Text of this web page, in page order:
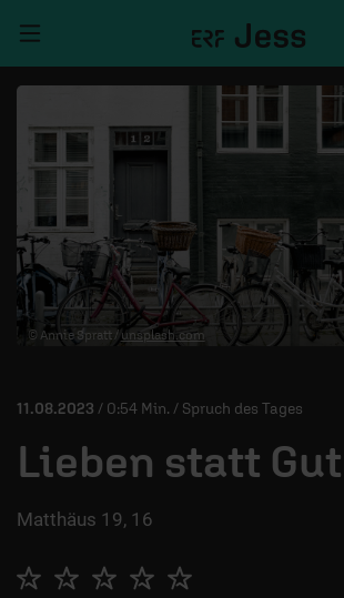
TALKWERK
REPORTAGE
RADIO
DEINE APP
MITMACHEN
ÜBER UNS
© Annie Spratt / unsplash.com
11.08.2023 / 0:54 Min. / Spruch des Tages
Lieben statt
Matthäus 19, 16